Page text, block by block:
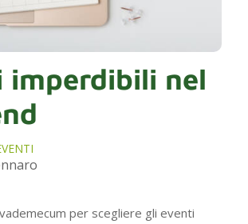
imperdibili nel
per scegliere gli eventi